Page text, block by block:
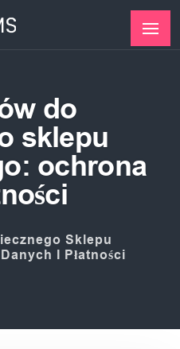
do
sklepu
ochrona
Sklepu
I Płatności